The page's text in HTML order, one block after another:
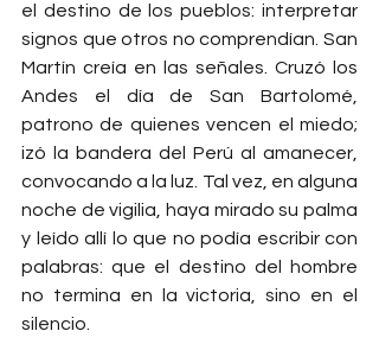
el destino de los pueblos: interpretar
signos que otros no comprendían. San
Martín creía en las señales. Cruzó los
Andes el día de San Bartolomé,
patrono de quienes vencen el miedo;
izó la bandera del Perú al amanecer,
convocando a la luz. Tal vez, en alguna
noche de vigilia, haya mirado su palma
y leído allí lo que no podía escribir con
palabras: que el destino del hombre
no termina en la victoria, sino en el
silencio.